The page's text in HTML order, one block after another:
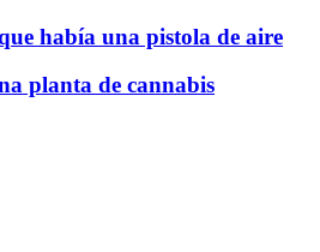
había una pistola de aire
planta de cannabis